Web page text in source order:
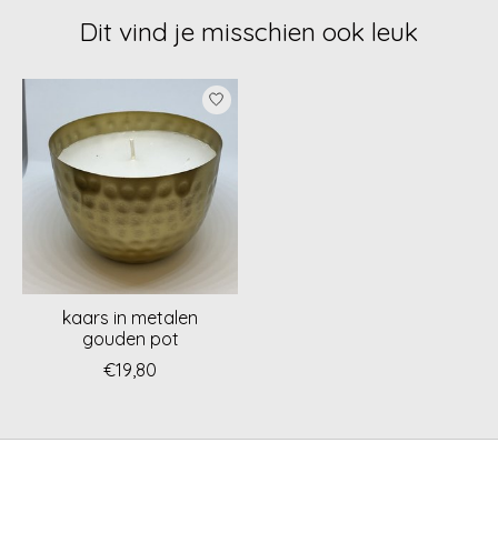
Dit vind je misschien ook leuk
Items van productcarrousel
kaars in metalen
gouden pot
€19,80